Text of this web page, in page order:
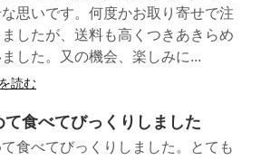
思いです。何度かお取り寄せで注
したが、送料も高くつきあきらめ
した。又の機会、楽しみに...
読む
て食べてびっくりしました
食べてびっくりしました。とても